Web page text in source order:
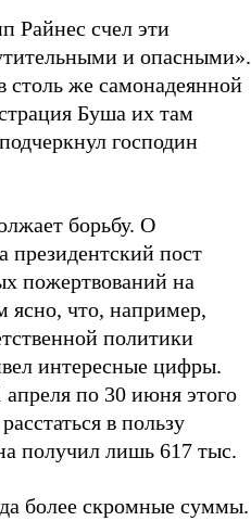
Райнес счел эти
и опасными».
столь же самонадеянной
Буша их там
господин
борьбу. О
президентский пост
пожертвований на
ясно, что, например,
политики
интересные цифры.
по 30 июня этого
в пользу
получил лишь 617 тыс.
более скромные суммы.